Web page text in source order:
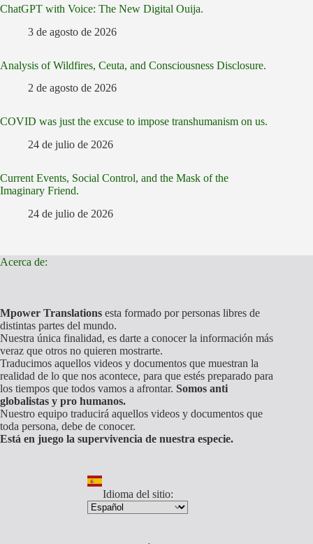
ChatGPT with Voice: The New Digital Ouija.
3 de agosto de 2026
Analysis of Wildfires, Ceuta, and Consciousness Disclosure.
2 de agosto de 2026
COVID was just the excuse to impose transhumanism on us.
24 de julio de 2026
Current Events, Social Control, and the Mask of the
Imaginary Friend.
24 de julio de 2026
Acerca de:
Mpower Translations esta formado por personas libres de
distintas partes del mundo.
Nuestra única finalidad, es darte a conocer la información más
veraz que otros no quieren mostrarte.
Traducimos aquellos videos y documentos que muestran la
realidad de lo que nos acontece, para que estés preparado para
los tiempos que todos vamos a afrontar. Somos anti
globalistas y pro humanos.
Nuestro equipo traducirá aquellos videos y documentos que
toda persona, debe de conocer.
Está en juego la supervivencia de nuestra especie.
Idioma del sitio: